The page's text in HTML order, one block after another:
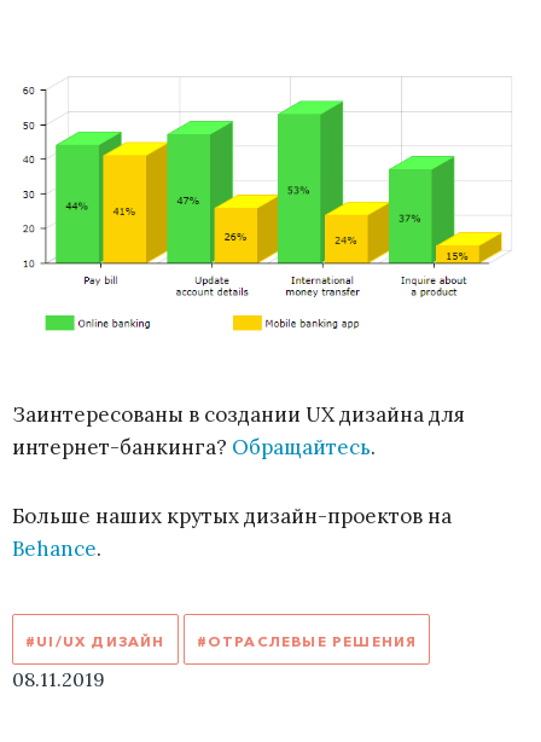
Заинтересованы в создании UX дизайна для
интернет-банкинга? Обращайтесь.
Больше наших крутых дизайн-проектов на
Behance.
#UI/UX ДИЗАЙН #ОТРАСЛЕВЫЕ РЕШЕНИЯ
08.11.2019